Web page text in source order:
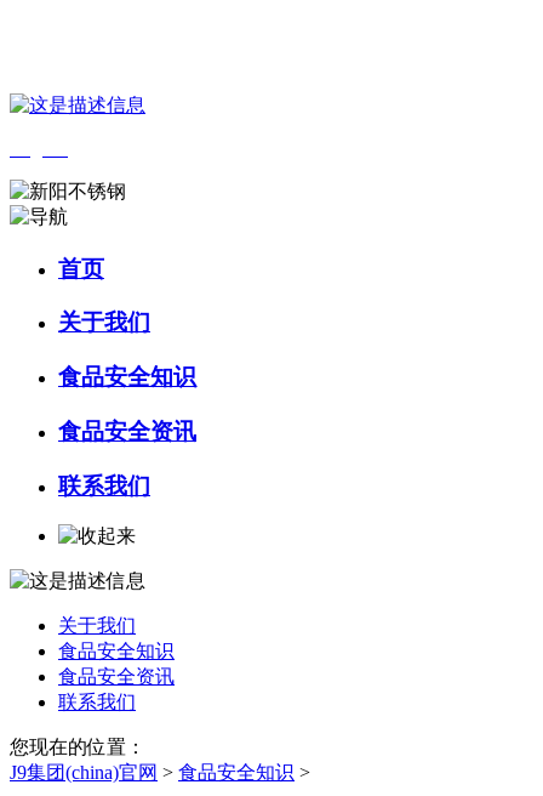
首页
关于我们
食品安全知识
食品安全资讯
联系我们
关于我们
食品安全知识
食品安全资讯
联系我们
您现在的位置：
J9集团(china)官网 > 食品安全知识 >